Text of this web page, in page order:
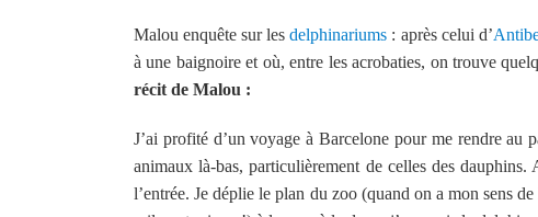
Malou enquête sur lesdelphinariums : après celui d’
à une baignoire et où, entre les acrobaties, on trouve
récit de Malou :
J’ai profité d’un voyage à Barcelone pour me rendre au
animaux là-bas, particulièrement de celles des
l’entrée. Je déplie le plan du zoo (quand on a mon sens